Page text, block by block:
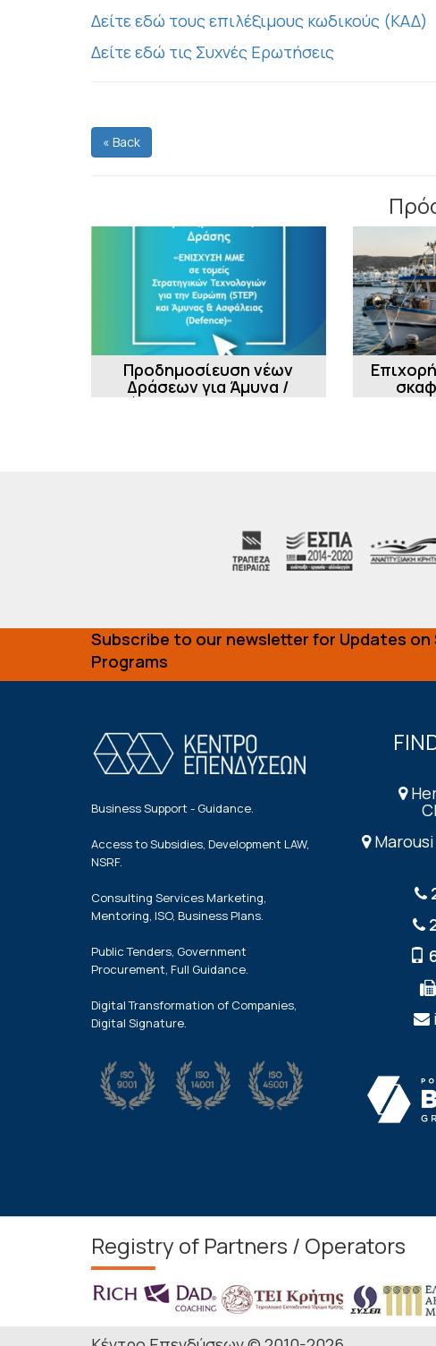
Δείτε εδώ τους επιλέξιμους κωδικούς (ΚΑΔ)
Δείτε εδώ τις Συχνές Ερωτήσεις
« Back
Προδημοσίευση νέων
Δράσεων για Άμυνα /
Ασφάλεια - STEP και DEFENSE
Subscribe to our newsletter for Updates on
Programs
Business Support - Guidance.
Access to Subsidies, Development LAW,
NSRF.
Consulting Services Marketing,
Mentoring, ISO, Business Plans.
Public Tenders, Government
Procurement, Full Guidance.
Digital Transformation of Companies,
Digital Signature.
Registry of Partners / Operators